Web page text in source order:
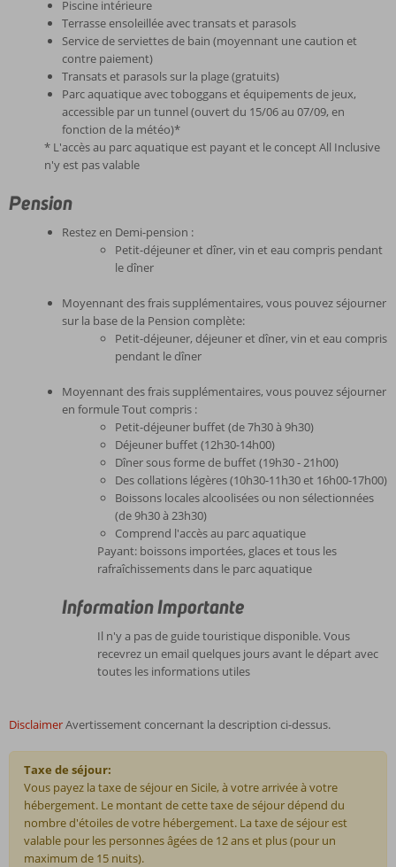
Piscine intérieure
Terrasse ensoleillée avec transats et parasols
Service de serviettes de bain (moyennant une caution et
contre paiement)
Transats et parasols sur la plage (gratuits)
Parc aquatique avec toboggans et équipements de jeux,
accessible par un tunnel (ouvert du 15/06 au 07/09, en
fonction de la météo)*
* L'accès au parc aquatique est payant et le concept All Inclusive
n'y est pas valable
Pension
Restez en Demi-pension :
Petit-déjeuner et dîner, vin et eau compris pendant
le dîner
Moyennant des frais supplémentaires, vous pouvez séjourner
sur la base de la Pension complète:
Petit-déjeuner, déjeuner et dîner, vin et eau compris
pendant le dîner
Moyennant des frais supplémentaires, vous pouvez séjourner
en formule Tout compris :
Petit-déjeuner buffet (de 7h30 à 9h30)
Déjeuner buffet (12h30-14h00)
Dîner sous forme de buffet (19h30 - 21h00)
Des collations légères (10h30-11h30 et 16h00-17h00)
Boissons locales alcoolisées ou non sélectionnées
(de 9h30 à 23h30)
Comprend l'accès au parc aquatique
Payant: boissons importées, glaces et tous les
rafraîchissements dans le parc aquatique
Information Importante
Il n'y a pas de guide touristique disponible. Vous
recevrez un email quelques jours avant le départ avec
toutes les informations utiles
DisclaimerAvertissement concernant la description ci-dessus.
Taxe de séjour:
Vous payez la taxe de séjour en Sicile, à votre arrivée à votre
hébergement. Le montant de cette taxe de séjour dépend du
nombre d'étoiles de votre hébergement. La taxe de séjour est
valable pour les personnes âgées de 12 ans et plus (pour un
maximum de 15 nuits).